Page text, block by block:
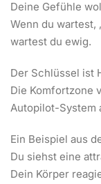
Deine Gefühle
Wenn du wartest,
wartest du ewig.
Der Schlüssel ist
Die Komfortzone
Autopilot-System
Ein Beispiel aus
Du siehst eine
Dein Körper